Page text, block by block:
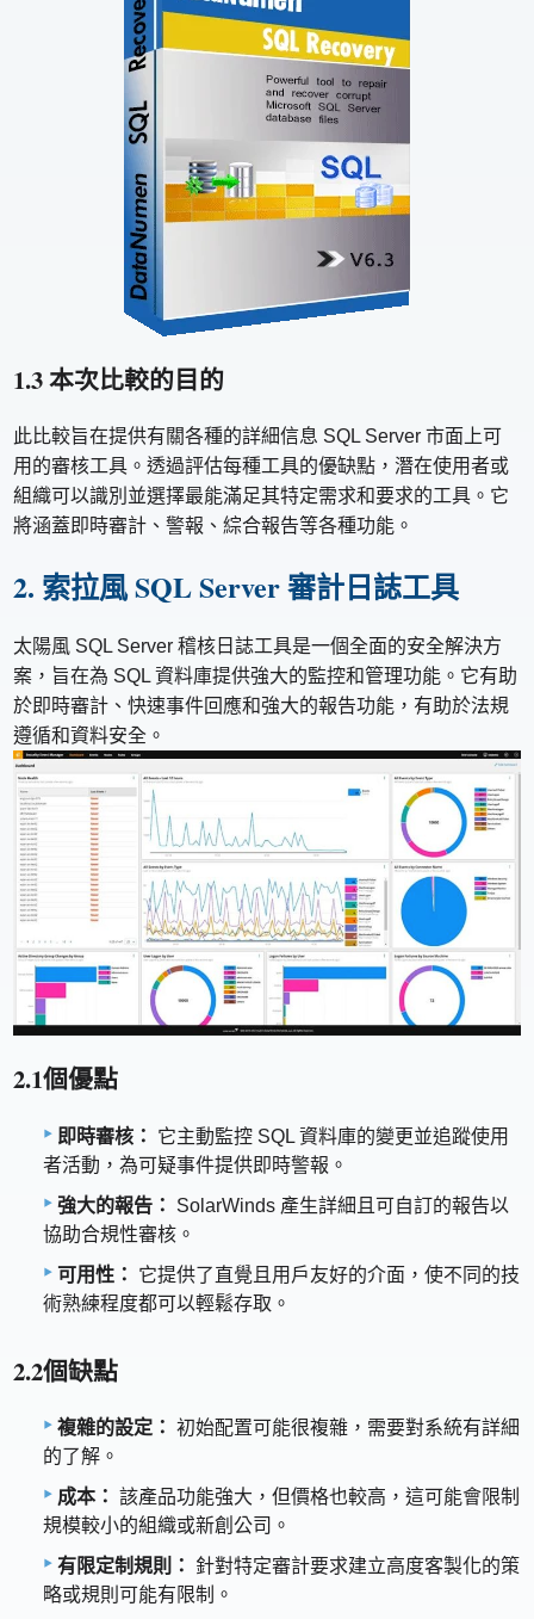
1.3 本次比較的目的
此比較旨在提供有關各種的詳細信息 SQL Server 市面上可
用的審核工具。透過評估每種工具的優缺點，潛在使用者或
組織可以識別並選擇最能滿足其特定需求和要求的工具。它
將涵蓋即時審計、警報、綜合報告等各種功能。
2. 索拉風 SQL Server 審計日誌工具
太陽風 SQL Server 稽核日誌工具是一個全面的安全解決方
案，旨在為 SQL 資料庫提供強大的監控和管理功能。它有助
於即時審計、快速事件回應和強大的報告功能，有助於法規
遵循和資料安全。
2.1個優點
即時審核：
它主動監控 SQL 資料庫的變更並追蹤使用
者活動，為可疑事件提供即時警報。
強大的報告：
SolarWinds 產生詳細且可自訂的報告以
協助合規性審核。
可用性：
它提供了直覺且用戶友好的介面，使不同的技
術熟練程度都可以輕鬆存取。
2.2個缺點
複雜的設定： 初始配置可能很複雜，需要對系統有詳細
的了解。
成本： 該產品功能強大，但價格也較高，這可能會限制
規模較小的組織或新創公司。
有限定制規則：
針對特定審計要求建立高度客製化的策
略或規則可能有限制。